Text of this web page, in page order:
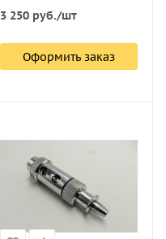
3 250руб./шт
Оформить заказ